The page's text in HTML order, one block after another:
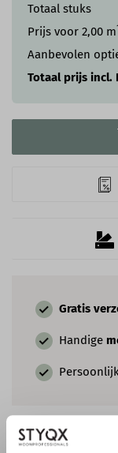
Gratis
Handige
COMBINEER
Totaal stuks
Prijs voor 2,00 m
Aanbevolen
Totaal prijs incl.